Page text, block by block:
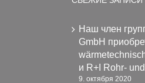
Наш член
GmbH
и R+I Rohr-
9. октября 2020